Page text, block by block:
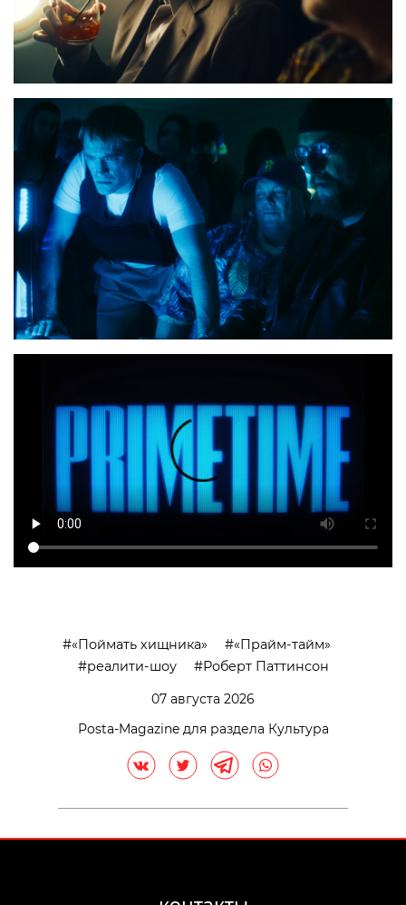
«Поймать хищника»
«Прайм-тайм»
реалити-шоу
Роберт Паттинсон
07 августа 2026
Posta-Magazine для раздела Культура